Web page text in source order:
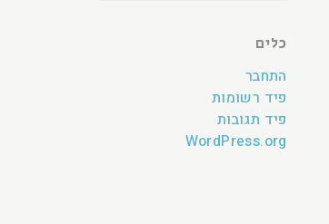
כלים
התחבר
פיד רשומות
פיד תגובות
WordPress.org